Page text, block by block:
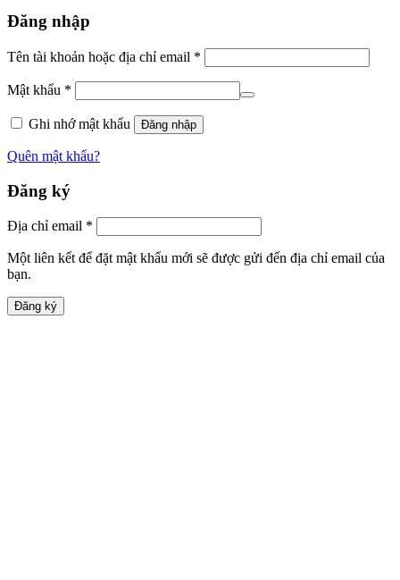
Đăng nhập
Tên tài khoản hoặc địa chỉ email *
Mật khẩu *
Ghi nhớ mật khẩu Đăng nhập
Quên mật khẩu?
Đăng ký
Địa chỉ email *
Một liên kết để đặt mật khẩu mới sẽ được gửi đến địa chỉ email của
bạn.
Đăng ký